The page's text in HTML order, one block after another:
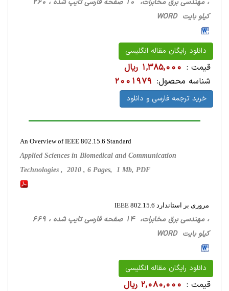
، مهندسی برق مخابرات، 10 صفحه فارسی تایپ شده ، 260
کیلو بایت WORD
دانلود رایگان مقاله انگلیسی
قیمت : 1,385,000 ریال
شناسه محصول: 2001979
خرید ترجمه فارسی و دانلود
An Overview of IEEE 802.15.6 Standard
Applied Sciences in Biomedical and Communication
Technologies , 2010 , 6 Pages, 1 Mb, PDF
مروری بر استاندارد 802.15.6 IEEE
، مهندسی برق مخابرات، 14 صفحه فارسی تایپ شده ، 669
کیلو بایت WORD
دانلود رایگان مقاله انگلیسی
قیمت : 2,080,000 ریال